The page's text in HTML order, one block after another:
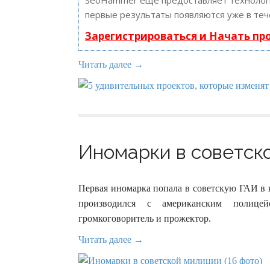
первые результаты появляются уже в
Зарегистрироваться и Начать
Читать далее →
Иномарки в
Первая иномарка попала в советскую ГАИ в
производился с американским
громкоговоритель и прожектор.
Читать далее →